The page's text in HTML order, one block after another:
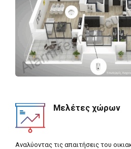
Μελέτες χώρων
Αναλύοντας τις απαιτήσεις του